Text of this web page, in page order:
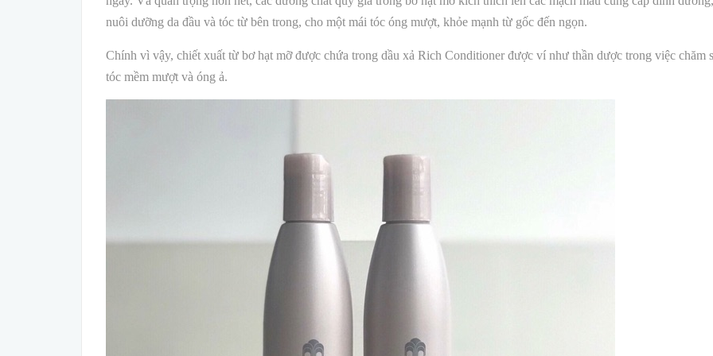
nuôi dưỡng da đầu và tóc từ bên trong, cho một mái tóc óng mượt, khỏe mạnh từ gốc đến ngọn.
Chính vì vậy, chiết xuất từ bơ hạt mỡ được chứa trong dầu xả Rich Conditioner được ví như thần dược trong việc chăm
tóc mềm mượt và óng ả.